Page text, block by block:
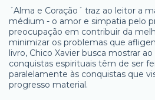
´Alma e Coração´ traz ao leitor a
médium - o amor e simpatia pelo
preocupação em contribuir da
minimizar os problemas que
livro, Chico Xavier busca mostrar
conquistas espirituais têm de ser
paralelamente às conquistas que
progresso material.